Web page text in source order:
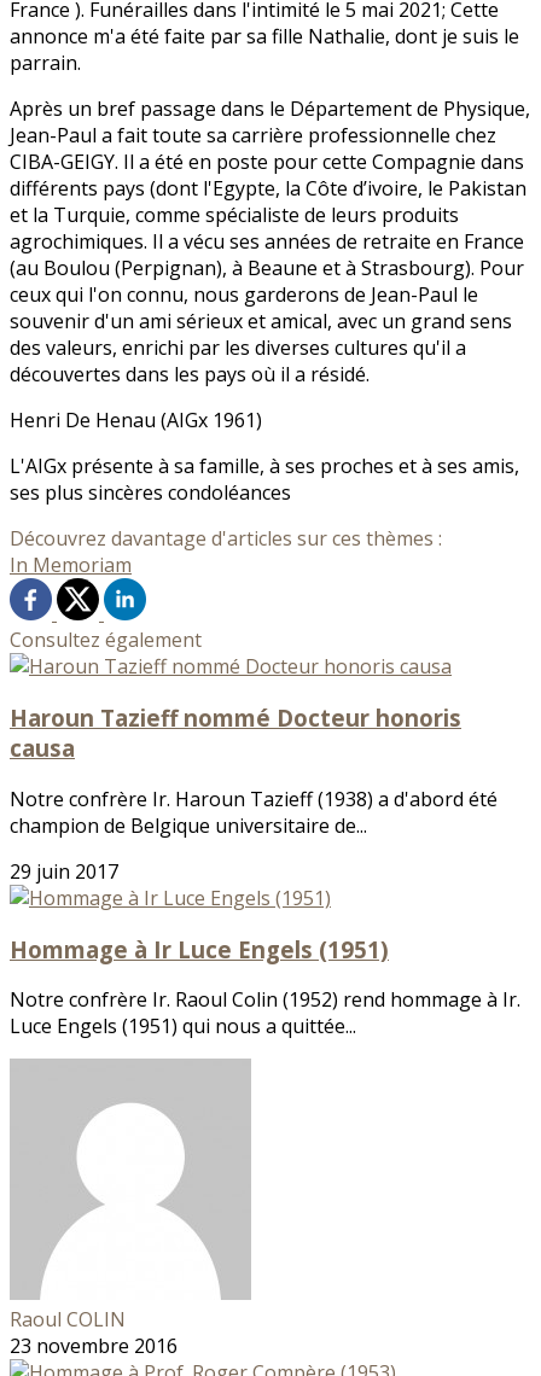
France ). Funérailles dans l'intimité le 5 mai 2021; Cette
annonce m'a été faite par sa fille Nathalie, dont je suis le
parrain.
Après un bref passage dans le Département de Physique,
Jean-Paul a fait toute sa carrière professionnelle chez
CIBA-GEIGY. Il a été en poste pour cette Compagnie dans
différents pays (dont l'Egypte, la Côte d’ivoire, le Pakistan
et la Turquie, comme spécialiste de leurs produits
agrochimiques. Il a vécu ses années de retraite en France
(au Boulou (Perpignan), à Beaune et à Strasbourg). Pour
ceux qui l'on connu, nous garderons de Jean-Paul le
souvenir d'un ami sérieux et amical, avec un grand sens
des valeurs, enrichi par les diverses cultures qu'il a
découvertes dans les pays où il a résidé.
Henri De Henau (AIGx 1961)
L'AIGx présente à sa famille, à ses proches et à ses amis,
ses plus sincères condoléances
Découvrez davantage d'articles sur ces thèmes :
In Memoriam
Consultez également
Haroun Tazieff nommé Docteur honoris
causa
Notre confrère Ir. Haroun Tazieff (1938) a d'abord été
champion de Belgique universitaire de...
29 juin 2017
Hommage à Ir Luce Engels (1951)
Notre confrère Ir. Raoul Colin (1952) rend hommage à Ir.
Luce Engels (1951) qui nous a quittée...
Raoul COLIN
23 novembre 2016